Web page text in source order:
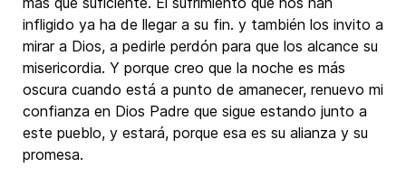
infligido ya ha de llegar a su fin. y también los invito a
mirar a Dios, a pedirle perdón para que los alcance su
misericordia. Y porque creo que la noche es más
oscura cuando está a punto de amanecer, renuevo mi
confianza en Dios Padre que sigue estando junto a
este pueblo, y estará, porque esa es su alianza y su
promesa.